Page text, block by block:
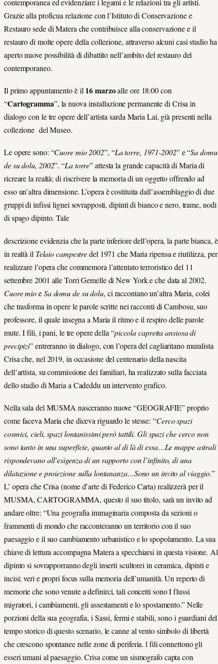
contemporanea ed evidenziare i legami e le relazioni tra gli artisti.
Grazie alla proficua relazione con l’Istituto di Conservazione e
Restauro sede di Matera che contribuisce alla conservazione e il
restauro di molte opere della collezione, attraverso alcuni casi studio ha
aperto nuove possibilità di dibattito nell’ambito del restauro del
contemporaneo.
Il primo appuntamento èil 16 marzoalle ore 18:00 con
“Cartogramma”, la nuova installazione permanente di Crisa in
dialogo con le tre opere dell’artista sarda Maria Lai, già presenti nella
collezione del Museo.
Le opere sono: “Cuore mio 2002”, “La torre, 1971-2002” e “Sa domu
de su dolu, 2002”. “La torre” attesta la grande capacità di Maria di
ricreare la realtà; di riscrivere la memoria di un oggetto offrendo ad
esso un’altra dimensione. L’opera è costituita dall’assemblaggio di due
gruppi di infissi lignei sovrapposti, dipinti di bianco e nero, trame, nodi
di spago dipinto. Tale
descrizione evidenzia che la parte inferiore dell’opera, la parte bianca, è
in realtà il Telaio campestredel 1971 che Maria ripensa e riutilizza, per
realizzare l’opera che commemora l’attentato terroristico del 11
settembre 2001 alle Torri Gemelle di New York e che data al 2002.
Cuore mioeSa domu de su dolu, ci raccontano un’altra Maria, colei
che trasforma in opere le parole scritte nei racconti di Cambosu, suo
professore, il quale insegna a Maria il ritmo e il respiro delle parole
mute. I fili, i pani, le tre opere della “piccola capretta ansiosa di
precipizi” entreranno in dialogo, con l’opera del cagliaritano muralista
Crisa che, nel 2019, in occasione del centenario della nascita
dell’artista, su commissione dei familiari, ha realizzato sulla facciata
dello studio di Maria a Cadeddu un intervento grafico.
Nella sala del MUSMA nasceranno nuove “GEOGRAFIE” proprio
come faceva Maria che diceva riguardo le stesse: “Cerco spazi
cosmici, cieli, spazi lontanissimi però tattili. Gli spazi che cerco non
sono tanto in una superficie, quanto al di là di essa…Le mappe astrali
rispondevano all’esigenza di un rapporto con l’infinito, di una
dilatazione e proiezione sulla lontananza…Sono un invito al viaggio.”
L’ opera che Crisa (nome d’arte di Federico Carta)realizzerà per il
MUSMA, CARTOGRAMMA, questo il suo titolo, sarà un invito ad
andare oltre: “Una geografia immaginaria composta da sezioni o
frammenti di mondo che racconteranno un territorio con il suo
paesaggio e il suo cambiamento urbanistico e lo spopolamento. La sua
chiave di lettura accompagna Matera a specchiarsi in questa visione. Al
dipinto si sovrapporranno degli inserti scultorei in ceramica, dipinti e
incisi; veri e propri focus sulla memoria dell’umanità. Un reperto di
memorie che sono venute a definirci, tali concetti sono I flussi
migratori, i cambiamenti, gli assestamenti e lo spostamento.” Nelle
porzioni della sua geografia, i Sassi, fermi e stabili, sono i guardiani del
tempo storico di questo scenario, le canne al vento simbolo di libertà
che crescono spontanee nelle zone di periferia. l fili connettono gli
esseri umani al paesaggio. Crisa come un sismografo capta con